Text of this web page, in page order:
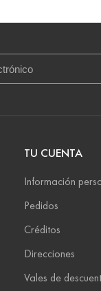
TU CUENTA
Información
Pedidos
Créditos
Direcciones
Vales de